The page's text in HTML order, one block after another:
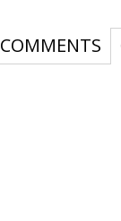
COMMENTS